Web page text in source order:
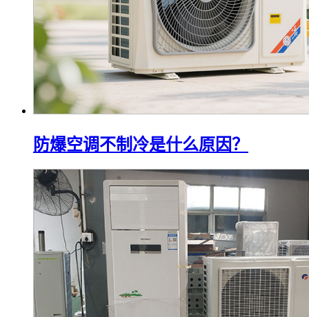
防爆空调不制冷是什么原因？